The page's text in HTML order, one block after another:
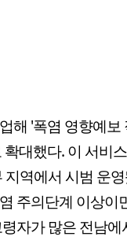
해 '폭염 영향예보
대했다. 이 서비
지역에서 시범 운
주의단계 이상이
자가 많은 전남에